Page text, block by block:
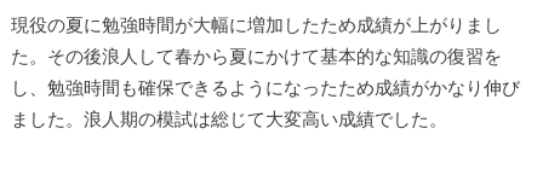
現役の夏に勉強時間が大幅に増加したため成績が上がりまし
た。その後浪人して春から夏にかけて基本的な知識の復習を
し、勉強時間も確保できるようになったため成績がかなり伸び
ました。浪人期の模試は総じて大変高い成績でした。